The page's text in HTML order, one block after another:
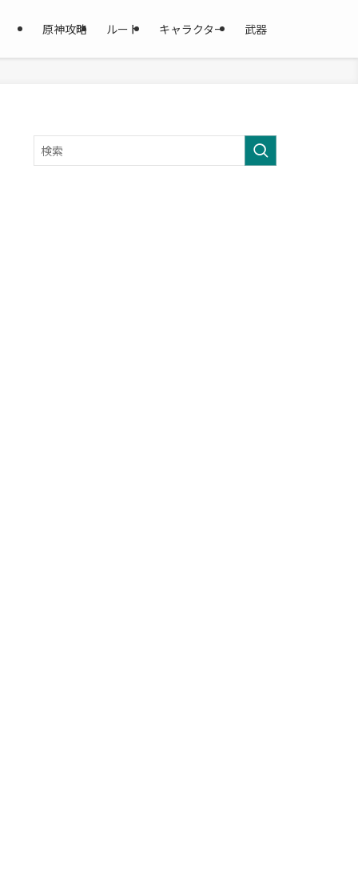
原神攻略 ルート キャラクター 武器